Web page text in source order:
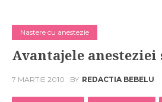
Nastere cu anestezie
Avantajele anesteziei
7 MARTIE 2010 BY REDACTIA BEBELU